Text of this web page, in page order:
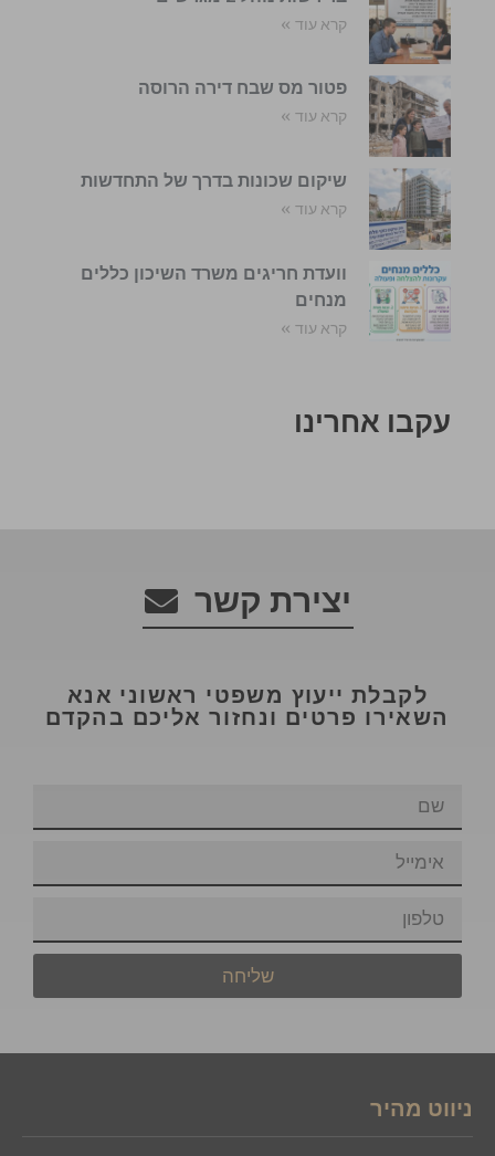
קרא עוד »
פטור מס שבח דירה הרוסה
קרא עוד »
שיקום שכונות בדרך של התחדשות
קרא עוד »
וועדת חריגים משרד השיכון כללים
מנחים
קרא עוד »
עקבו אחרינו
יצירת קשר
לקבלת ייעוץ משפטי ראשוני אנא
השאירו פרטים ונחזור אליכם בהקדם
שליחה
ניווט מהיר